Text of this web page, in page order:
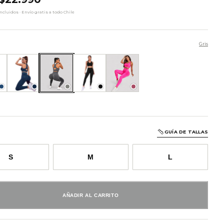
· Envío gratis a todo Chile
Gris
Azul Oscuro Gris Negro Rosado Oscuro
GUÍA DE TALLAS
S M L
AÑADIR AL CARRITO